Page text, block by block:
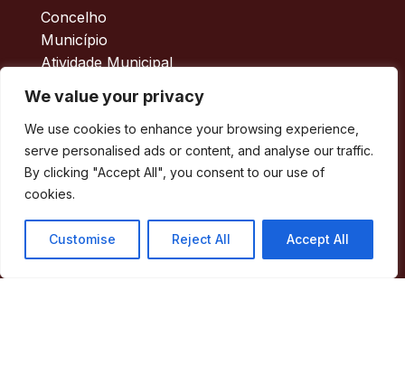
We value your privacy
We use cookies to enhance your browsing experience,
serve personalised ads or content, and analyse our traffic.
By clicking "Accept All", you consent to our use of
cookies.
Customise Reject All Accept All
Concelho
Município
Atividade Municipal
Apoio ao Munícipe
Turismo
Contactos
Acessos Rápidos
Acessibilidade
Política de privacidade